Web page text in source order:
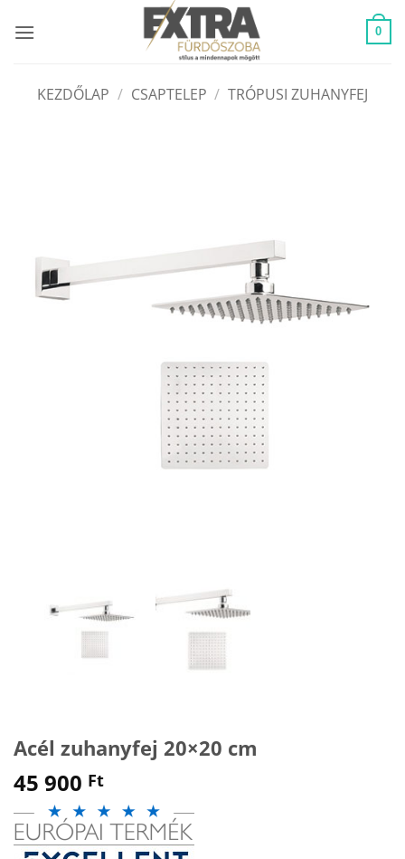
0
KEZDŐLAP / CSAPTELEP / TRÓPUSI ZUHANYFEJ
Acél zuhanyfej 20×20 cm
45 900 Ft